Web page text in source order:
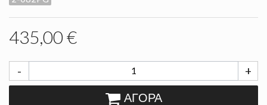
435,00 €
- +
ΑΓΟΡΆ